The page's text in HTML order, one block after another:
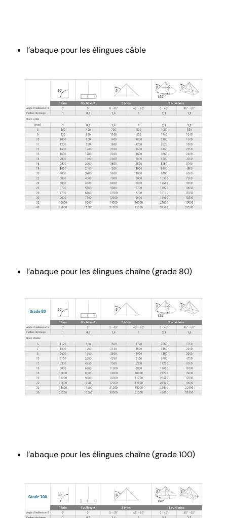
l’abaque pour les élingues câble
l’abaque pour les élingues chaîne (grade 80)
l’abaque pour les élingues chaîne (grade 100)